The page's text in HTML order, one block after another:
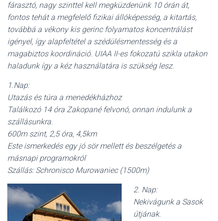
fárasztó, nagy szinttel kell megküzdenünk 10 órán át,
fontos tehát a megfelelő fizikai állóképesség, a kitartás,
továbbá a vékony kis gerinc folyamatos koncentrálást
igényel, így alapfeltétel a szédülésmentesség és a
magabiztos koordináció. UIAA II-es fokozatú szikla utakon
haladunk így a kéz használatára is szükség lesz.
1.Nap:
Utazás és túra a menedékházhoz
Találkozó 14 óra Zakopané felvonó, onnan indulunk a
szállásunkra.
600m szint, 2,5 óra, 4,5km
Este ismerkedés egy jó sör mellett és beszélgetés a
másnapi programokról
Szállás: Schronisco Murowaniec (1500m)
2. Nap:
Nekivágunk a Sasok
útjának.